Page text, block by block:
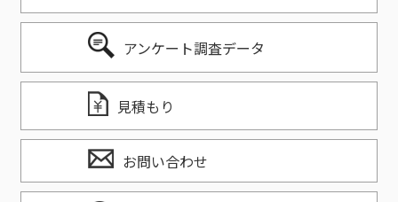
アンケート調査データ
見積もり
お問い合わせ